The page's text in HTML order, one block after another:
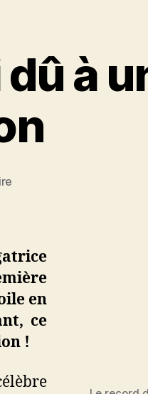
à
Dee
Caffari
dû
à
une
erreur
d’orientation
en
ce
!